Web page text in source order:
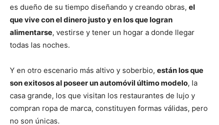
es dueño de su tiempo diseñando y creando obras, el
que vive con el dinero justo y en los que logran
alimentarse, vestirse y tener un hogar a donde llegar
todas las noches.
Y en otro escenario más altivo y soberbio, están los que
son exitosos al poseer un automóvil último modelo, la
casa grande, los que visitan los restaurantes de lujo y
compran ropa de marca, constituyen formas válidas, pero
no son únicas.